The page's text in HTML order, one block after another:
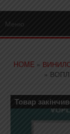
Меню
HOME »
»
Товар